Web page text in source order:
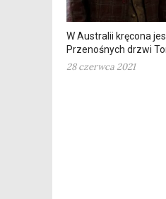
W Australii kręcona
Przenośnych drzwi
28 czerwca 2021